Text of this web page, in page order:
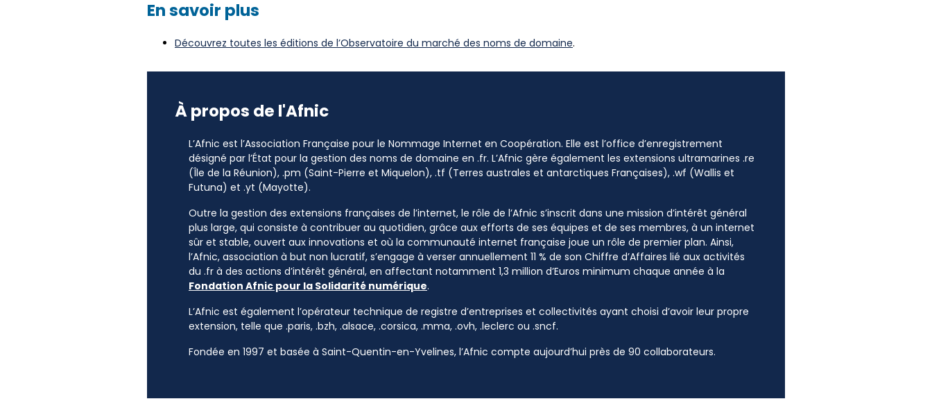
En savoir plus
Découvrez toutes les éditions de l’Observatoire du marché des noms de domaine.
À propos de l'Afnic
L’Afnic est l’Association Française pour le Nommage Internet en Coopération. Elle est l’office d’enregistrement
désigné par l’État pour la gestion des noms de domaine en .fr. L’Afnic gère également les extensions ultramarines .re
(Île de la Réunion), .pm (Saint-Pierre et Miquelon), .tf (Terres australes et antarctiques Françaises), .wf (Wallis et
Futuna) et .yt (Mayotte).
Outre la gestion des extensions françaises de l’internet, le rôle de l’Afnic s’inscrit dans une mission d’intérêt général
plus large, qui consiste à contribuer au quotidien, grâce aux efforts de ses équipes et de ses membres, à un internet
sûr et stable, ouvert aux innovations et où la communauté internet française joue un rôle de premier plan. Ainsi,
l’Afnic, association à but non lucratif, s’engage à verser annuellement 11 % de son Chiffre d’Affaires lié aux activités
du .fr à des actions d’intérêt général, en affectant notamment 1,3 million d’Euros minimum chaque année à la
Fondation Afnic pour la Solidarité numérique.
L’Afnic est également l’opérateur technique de registre d’entreprises et collectivités ayant choisi d’avoir leur propre
extension, telle que .paris, .bzh, .alsace, .corsica, .mma, .ovh, .leclerc ou .sncf.
Fondée en 1997 et basée à Saint-Quentin-en-Yvelines, l’Afnic compte aujourd’hui près de 90 collaborateurs.